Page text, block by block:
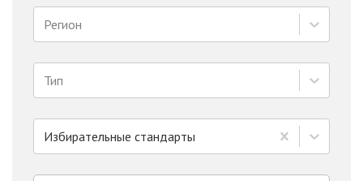
Регион
Тип
Избирательные стандарты